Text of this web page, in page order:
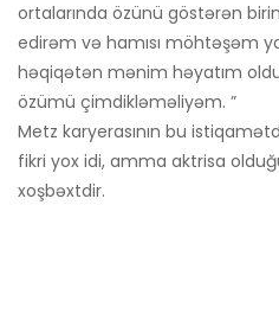
ortalarında özünü göstərən
edirəm və hamısı möhtəşəm
həqiqətən mənim həyatım
özümü çimdikləməliyəm. ”
Metz karyerasının bu
fikri yox idi, amma aktrisa
xoşbəxtdir.